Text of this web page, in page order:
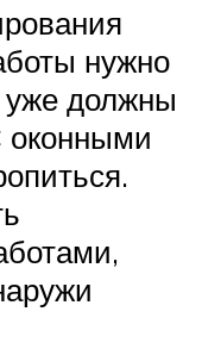
нужно
должны
оконными